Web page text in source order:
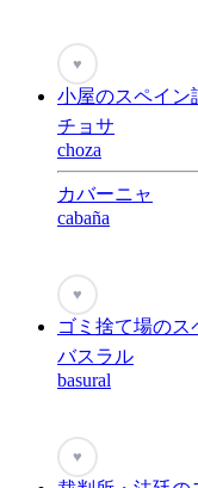
♥
小屋のスペイン
チョサ
choza
カバーニャ
cabaña
♥
ゴミ捨て場のス
バスラル
basural
♥